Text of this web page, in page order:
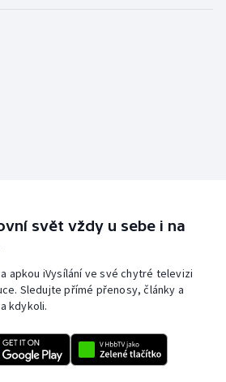
svět vždy u sebe i na
apkou iVysílání ve své chytré televizi
Sledujte přímé přenosy, články a
kdykoli.